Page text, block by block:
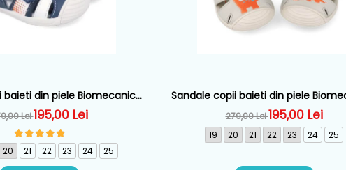
baieti din piele Biomecanics,
- 262124-A556
Lei195,00 Lei
20 21 22 23 24 25
Sandale copii baieti din piele
Alb - 262126-B695
279,00 Lei195,00 Lei
19 20 21 22 23 24 25